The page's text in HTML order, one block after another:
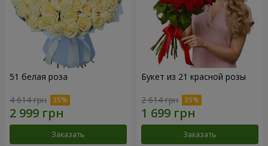
51 белая роза
4 614 грн
Заказать
Букет из 21 красной розы
2 614 грн
Заказать